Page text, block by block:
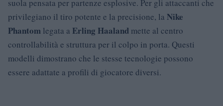
suola pensata per partenze esplosive. Per gli attaccanti che
privilegiano il tiro potente e la precisione, la Nike
Phantom legata a Erling Haaland mette al centro
controllabilità e struttura per il colpo in porta. Questi
modelli dimostrano che le stesse tecnologie possono
essere adattate a profili di giocatore diversi.